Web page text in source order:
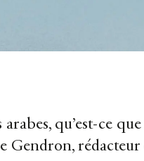
qu’est-ce
rédacteur